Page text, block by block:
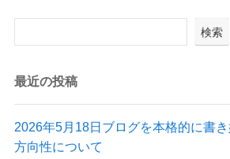
検索
最近の投稿
2026年5月18日ブログを本格的に書
方向性について